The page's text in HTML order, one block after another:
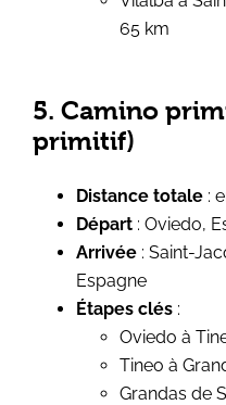
65 km
5. Camino
primitif)
Distance totale :
Départ : Oviedo,
Arrivée : Saint-
Espagne
Étapes clés :
Oviedo à
Tineo à
Grandas de